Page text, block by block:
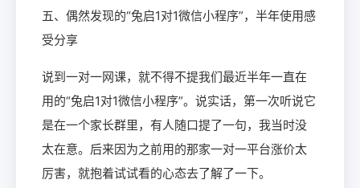
五、偶然发现的“兔启1对1微信小程序”，半年使用感
受分享
说到一对一网课，就不得不提我们最近半年一直在
用的“兔启1对1微信小程序”。说实话，第一次听说它
是在一个家长群里，有人随口提了一句，我当时没
太在意。后来因为之前用的那家一对一平台涨价太
厉害，就抱着试试看的心态去了解了一下。